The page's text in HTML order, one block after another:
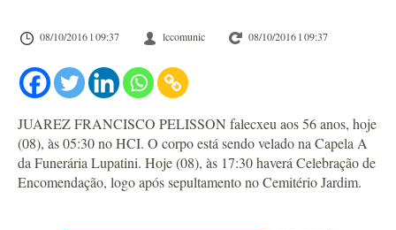
08/10/2016 l 09:37 lccomunic 08/10/2016 l 09:37
JUAREZ FRANCISCO PELISSON falecxeu aos 56 anos, hoje
(08), às 05:30 no HCI. O corpo está sendo velado na Capela A
da Funerária Lupatini. Hoje (08), às 17:30 haverá Celebração de
Encomendação, logo após sepultamento no Cemitério Jardim.